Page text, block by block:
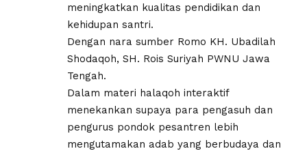
meningkatkan kualitas pendidikan dan
kehidupan santri.
Dengan nara sumber Romo KH. Ubadilah
Shodaqoh, SH. Rois Suriyah PWNU Jawa
Tengah.
Dalam materi halaqoh interaktif
menekankan supaya para pengasuh dan
pengurus pondok pesantren lebih
mengutamakan adab yang berbudaya dan